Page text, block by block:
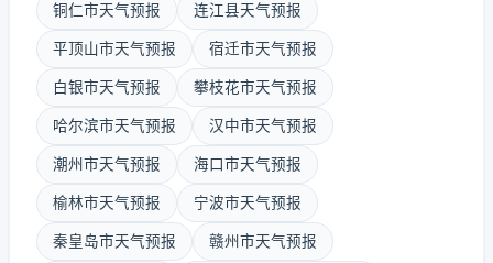
铜仁市天气预报 连江县天气预报
平顶山市天气预报 宿迁市天气预报
白银市天气预报 攀枝花市天气预报
哈尔滨市天气预报 汉中市天气预报
潮州市天气预报 海口市天气预报
榆林市天气预报 宁波市天气预报
秦皇岛市天气预报 赣州市天气预报